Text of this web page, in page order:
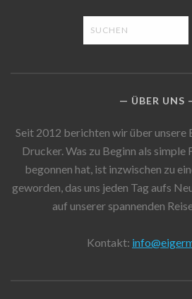
ÜBER UNS
Seit 2012 berichten wir über unsere
Drucker. Was zu Beginn als
begonnen hat, ist inzwischen zu
geworden, das uns jeden Tag aufs
auf unserer spannenden
Kontakt: